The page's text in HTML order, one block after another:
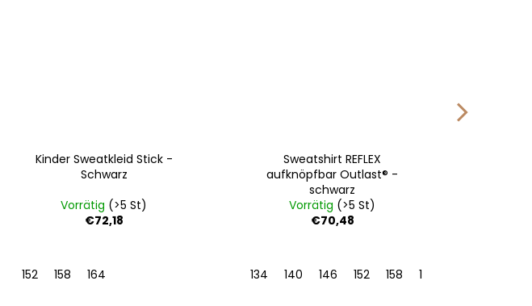
Kinder Sweatkleid Stick -
Schwarz
Vorrätig (>5 St)
€72,18
152 158 164
Sweatshirt REFLEX
aufknöpfbar Outlast® -
schwarz
Vorrätig (>5 St)
€70,48
134 140 146 152 158 164